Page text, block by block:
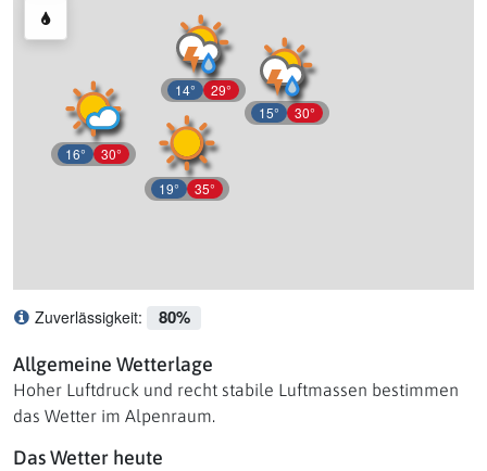
16° 30°
14° 29°
19° 35°
15° 30°
Zuverlässigkeit: 80%
Allgemeine Wetterlage
Hoher Luftdruck und recht stabile Luftmassen bestimmen
das Wetter im Alpenraum.
Das Wetter heute